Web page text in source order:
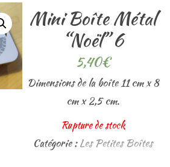
Mini Boîte Métal
“Noël” 6
5,40€
Dimensions de la boîte 11 cm x 8
cm x 2,5 cm.
Rupture de stock
Catégorie :Les Petites Boîtes